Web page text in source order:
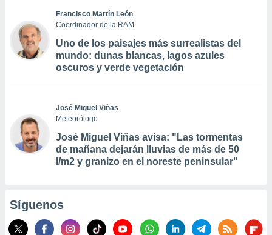
Francisco Martín León
Coordinador de la RAM
Uno de los paisajes más surrealistas del
mundo: dunas blancas, lagos azules
oscuros y verde vegetación
José Miguel Viñas
Meteorólogo
José Miguel Viñas avisa: "Las tormentas
de mañana dejarán lluvias de más de 50
l/m2 y granizo en el noreste peninsular"
Síguenos